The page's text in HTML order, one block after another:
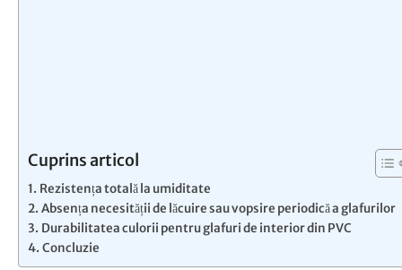
Cuprins articol
Rezistența totală la umiditate
Absența necesității de lăcuire sau vopsire periodică a glafurilor
Durabilitatea culorii pentru glafuri de interior din PVC
Concluzie